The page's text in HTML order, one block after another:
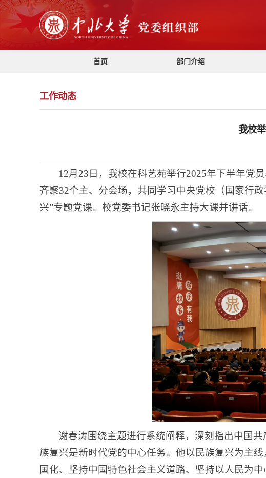
首页 部门介绍
工作动态
我校
12月23日，我校在科艺苑举行2025年下半年党
齐聚32个主、分会场，共同学习中央党校（国家行
兴”专题党课。校党委书记张晓永主持大课并讲话。
谢春涛围绕主题进行系统阐释，深刻指出中国
族复兴是新时代党的中心任务。他以民族复兴为主
国化、坚持中国特色社会主义道路、坚持以人民为